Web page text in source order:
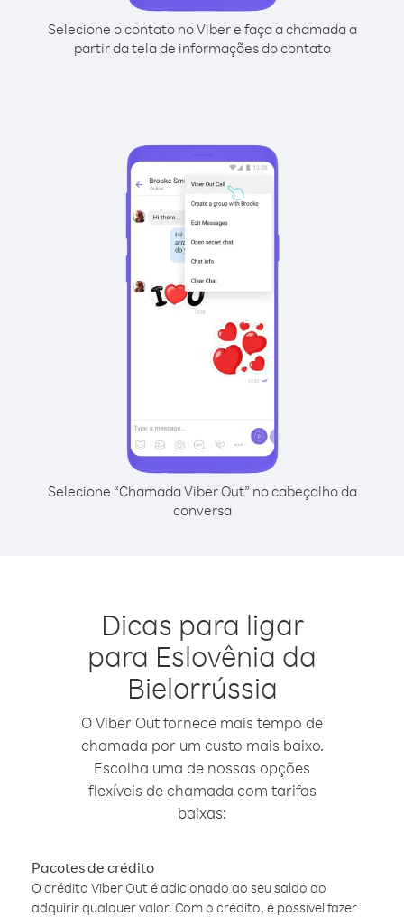
Selecione o contato no Viber e faça a chamada a
partir da tela de informações do contato
Selecione “Chamada Viber Out” no cabeçalho da
conversa
Dicas para ligar
para Eslovênia da
Bielorrússia
O Viber Out fornece mais tempo de
chamada por um custo mais baixo.
Escolha uma de nossas opções
flexíveis de chamada com tarifas
baixas:
Pacotes de crédito
O crédito Viber Out é adicionado ao seu saldo ao
adquirir qualquer valor. Com o crédito, é possível fazer